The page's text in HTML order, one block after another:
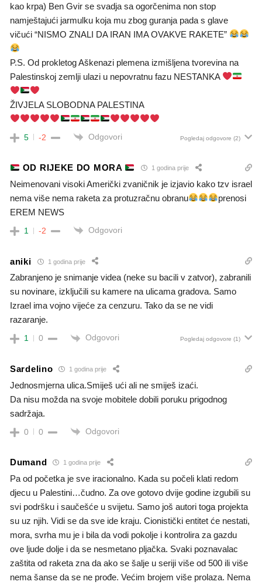
kao krpa) Ben Gvir se svadja sa ogorčenima non stop
namještajući jarmulku koja mu zbog guranja pada s glave
vičući “NISMO ZNALI DA IRAN IMA OVAKVE RAKETE”
P.S. Od prokletog Aškenazi plemena izmišljena tvorevina na
Palestinskoj zemlji ulazi u nepovratnu fazu NESTANKA
ŽIVJELA SLOBODNA PALESTINA
5 -2 Odgovori Pogledaj odgovore (2)
OD RIJEKE DO MORA 1 godina prije
Neimenovani visoki Američki zvaničnik je izjavio kako tzv israel
nema više nema raketa za protuzračnu obranu
prenosi
EREM NEWS
1 -2 Odgovori
aniki 1 godina prije
Zabranjeno je snimanje videa (neke su bacili v zatvor), zabranili
su novinare, izključili su kamere na ulicama gradova. Samo
Izrael ima vojno vijeće za cenzuru. Tako da se ne vidi
razaranje.
1 0 Odgovori Pogledaj odgovore (1)
Sardelino 1 godina prije
Jednosmjerna ulica.Smiješ ući ali ne smiješ izaći.
Da nisu možda na svoje mobitele dobili poruku prigodnog
sadržaja.
0 0 Odgovori
Dumand 1 godina prije
Pa od početka je sve iracionalno. Kada su počeli klati redom
djecu u Palestini…čudno. Za ove gotovo dvije godine izgubili su
svi podršku i saučešće u svijetu. Samo još autori toga projekta
su uz njih. Vidi se da sve ide kraju. Cionistički entitet će nestati,
mora, svrha mu je i bila da vodi pokolje i kontrolira za gazdu
ove ljude dolje i da se nesmetano pljačka. Svaki poznavalac
zaštita od raketa zna da ako se šalje u seriji više od 500 ili više
nema šanse da se ne prođe. Većim brojem više prolaza. Nema